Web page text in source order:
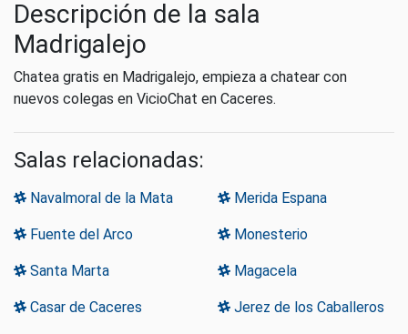
Descripción de la sala
Madrigalejo
Chatea gratis en Madrigalejo, empieza a chatear con
nuevos colegas en VicioChat en Caceres.
Salas relacionadas:
Navalmoral de la Mata Merida Espana
Fuente del Arco Monesterio
Santa Marta Magacela
Casar de Caceres Jerez de los Caballeros